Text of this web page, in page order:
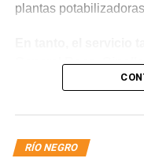
plantas
General Roca,
localidades donde
trabaja para sostener
Por otra parte, en Gral.
RÍO NEGRO